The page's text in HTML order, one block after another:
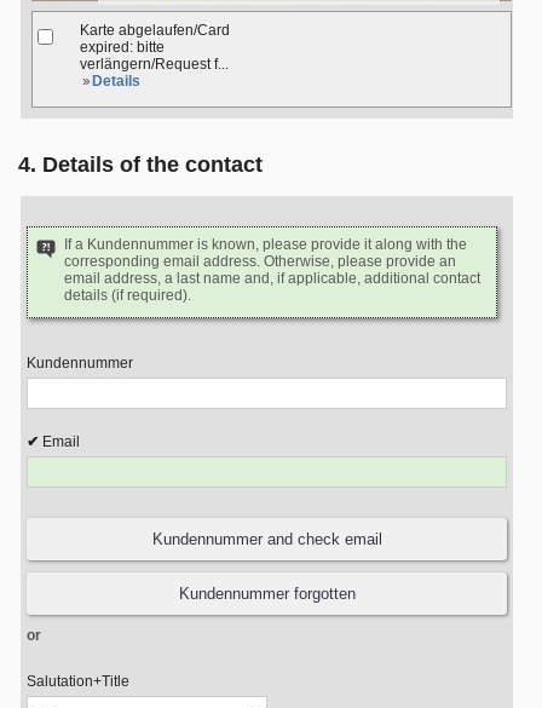
Karte abgelaufen/Card
expired: bitte
verlängern/Request f...
Details
4. Details of the contact
If a Kundennummer is known, please provide it along with the
corresponding email address. Otherwise, please provide an
email address, a last name and, if applicable, additional contact
details (if required).
Kundennummer
Email
or
Salutation+Title